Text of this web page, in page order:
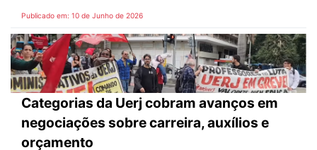
Publicado em: 10 de Junho de 2026
Categorias da Uerj cobram avanços em
negociações sobre carreira, auxílios e
orçamento